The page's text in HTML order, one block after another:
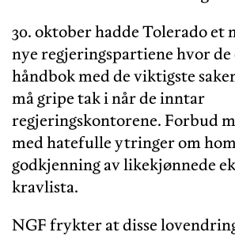
30. oktober hadde Tolerado et
nye regjeringspartiene hvor
håndbok med de viktigste
må gripe tak i når de inntar
regjeringskontorene. Forbud
med hatefulle ytringer om
godkjenning av likekjønnede
kravlista.
NGF frykter at disse